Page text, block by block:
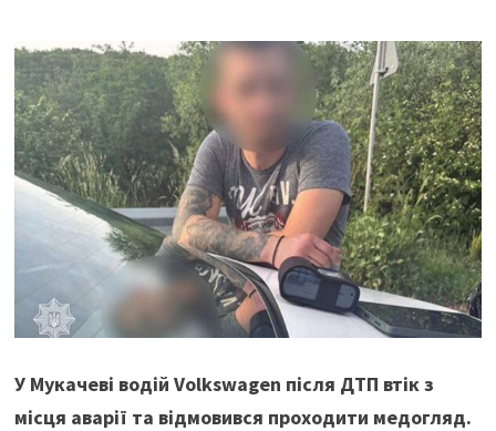
У Мукачеві водій Volkswagen після ДТП втік з
місця аварії та відмовився проходити медогляд.